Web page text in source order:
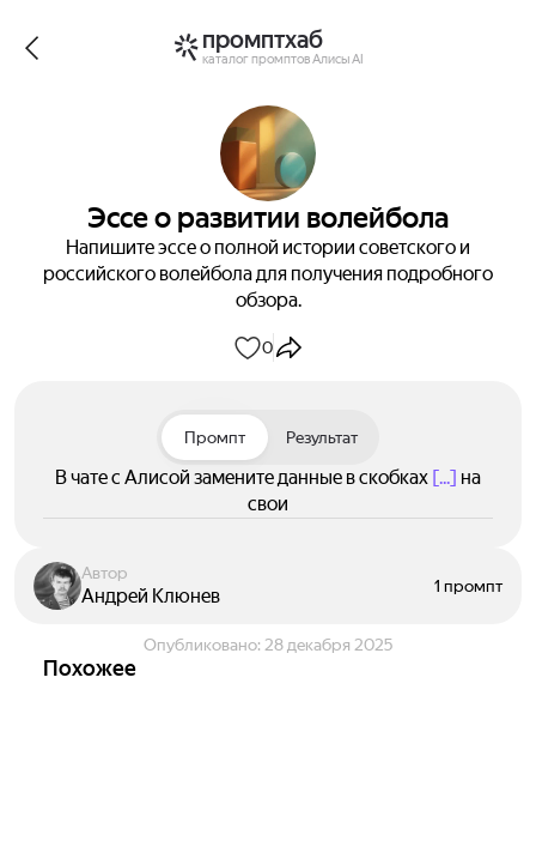
промптхаб
каталог промптов Алисы AI
Эссе о развитии волейбола
Напишите эссе о полной истории советского и
российского волейбола для получения подробного
обзора.
0
Промпт Результат
В чате с Алисой замените данные в скобках [...] на
свои
Автор
Андрей Клюнев 1 промпт
Опубликовано: 28 декабря 2025
Похожее